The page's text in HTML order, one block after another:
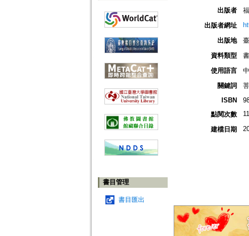
書目管理
書目匯出
出版者
出版者網址
出版地
資料類型
使用語言
關鍵詞
ISBN
點閱次數
建檔日期